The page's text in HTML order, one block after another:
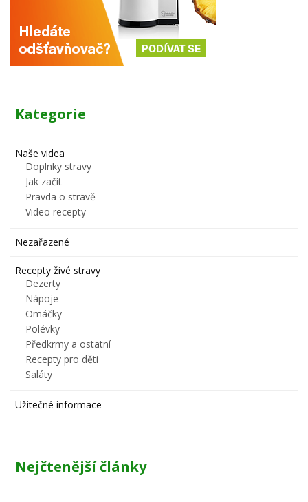
Kategorie
Naše videa
Doplnky stravy
Jak začít
Pravda o stravě
Video recepty
Nezařazené
Recepty živé stravy
Dezerty
Nápoje
Omáčky
Polévky
Předkrmy a ostatní
Recepty pro děti
Saláty
Užitečné informace
Nejčtenější články